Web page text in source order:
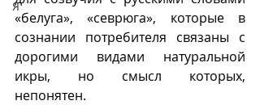
Я
«белуга», «севрюга», которые в
сознании потребителя связаны с
дорогими видами натуральной
икры, но смысл которых,
непонятен.